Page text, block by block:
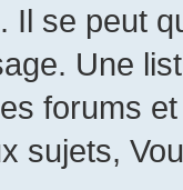
Il se peut
Une
forums
sujets,